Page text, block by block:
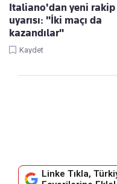
Italiano'dan yeni rakip
uyarısı: "İki maçı da
kazandılar"
Kaydet
Linke Tıkla,